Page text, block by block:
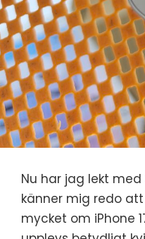
Nu har jag lekt med
känner mig redo
mycket om iPhone